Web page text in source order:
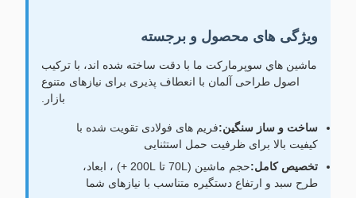
ویژگی های محصول و برجسته
ماشين هاي سوپرمارکت ما با دقت ساخته شده اند، با ترکیب
اصول طراحی آلمان با انعطاف پذیری برای نیازهای متنوع
بازار.
ساخت و ساز سنگین:فریم های فولادی تقویت شده با
کیفیت بالا برای ظرفیت حمل استثنایی
تخصیص کامل:
حجم ماشین (70L تا 200L +) ، ابعاد،
طرح سبد و ارتفاع دستگیره متناسب با نیازهای شما